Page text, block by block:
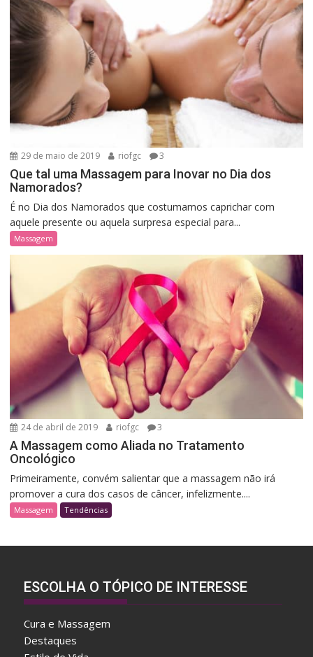
29 de maio de 2019 riofgc 3
Que tal uma Massagem para Inovar no Dia dos
Namorados?
É no Dia dos Namorados que costumamos caprichar com
aquele presente ou aquela surpresa especial para...
Massagem
24 de abril de 2019 riofgc 3
A Massagem como Aliada no Tratamento
Oncológico
Primeiramente, convém salientar que a massagem não irá
promover a cura dos casos de câncer, infelizmente....
Massagem Tendências
ESCOLHA O TÓPICO DE INTERESSE
Cura e Massagem
Destaques